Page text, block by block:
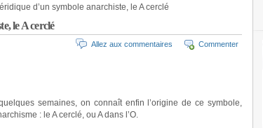
d’un symbole anarchiste, le A cerclé
le A cerclé
Commenter
Allez aux commentaires
semaines, on connaît enfin l’origine de ce symbole,
: le A cerclé, ou A dans l’O.